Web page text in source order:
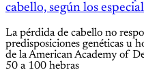
cabello, según los
La pérdida de cabello no
predisposiciones genéticas u
de la American Academy of
50 a 100 hebras